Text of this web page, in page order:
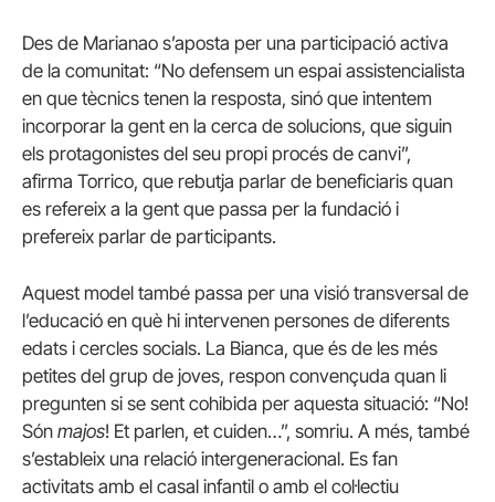
Des de Marianao s’aposta per una participació activa
de la comunitat: “No defensem un espai assistencialista
en que tècnics tenen la resposta, sinó que intentem
incorporar la gent en la cerca de solucions, que siguin
els protagonistes del seu propi procés de canvi”,
afirma Torrico, que rebutja parlar de beneficiaris quan
es refereix a la gent que passa per la fundació i
prefereix parlar de participants.
Aquest model també passa per una visió transversal de
l’educació en què hi intervenen persones de diferents
edats i cercles socials. La Bianca, que és de les més
petites del grup de joves, respon convençuda quan li
pregunten si se sent cohibida per aquesta situació: “No!
Són majos! Et parlen, et cuiden…”, somriu. A més, també
s’estableix una relació intergeneracional. Es fan
activitats amb el casal infantil o amb el col·lectiu